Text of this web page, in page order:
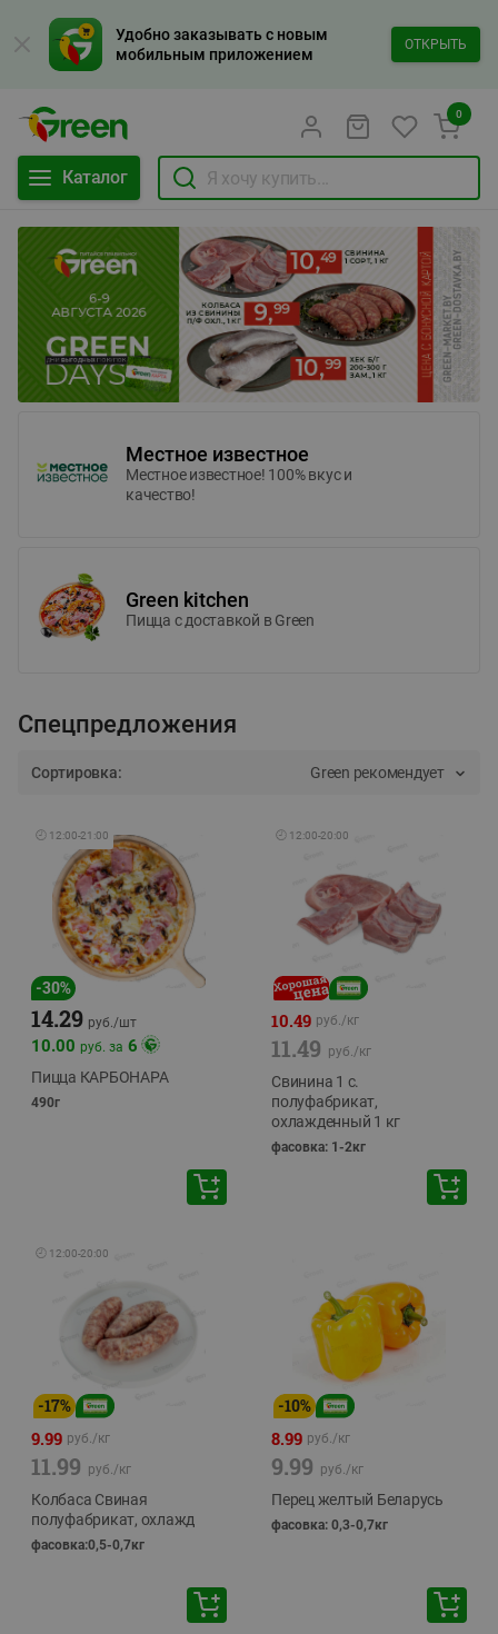
Удобно заказывать с новым
мобильным приложением
ОТКРЫТЬ
Каталог
0
Местное известное
Местное известное! 100% вкус и
качество!
Green kitchen
Пицца c доставкой в Green
Спецпредложения
Сортировка: Green рекомендует
🕘 12:00-21:00
-30%
14.29 руб./шт
10.00 руб. за 6
Пицца КАРБОНАРА
490г
🕘 12:00-20:00
10.49 руб./кг
11.49 руб./кг
Свинина 1 с.
полуфабрикат,
охлажденный 1 кг
фасовка: 1-2кг
🕘 12:00-20:00
-17%
9.99 руб./кг
11.99 руб./кг
Колбаса Свиная
полуфабрикат, охлажд
фасовка:0,5-0,7кг
-10%
8.99 руб./кг
9.99 руб./кг
Перец желтый Беларусь
фасовка: 0,3-0,7кг